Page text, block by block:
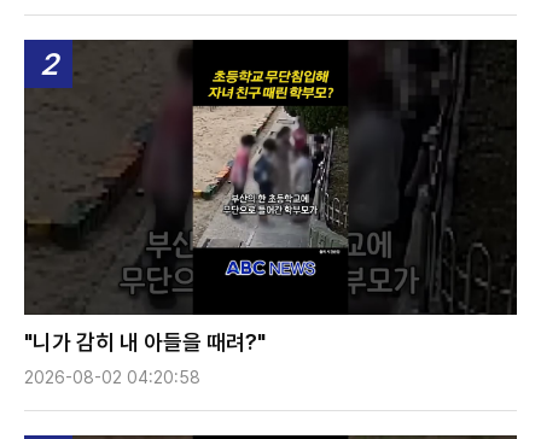
2
"니가 감히 내 아들을 때려?"
2026-08-02 04:20:58